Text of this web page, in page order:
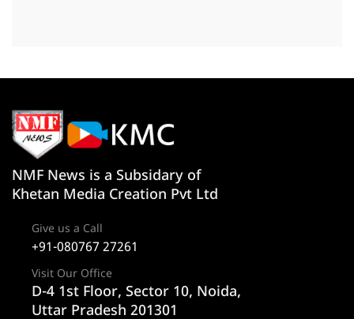
NMF News is a Subsidary of
Khetan Media Creation Pvt Ltd
Give us a Call
+91-080767 27261
Visit Our Office
D-4 1st Floor, Sector 10, Noida,
Uttar Pradesh 201301